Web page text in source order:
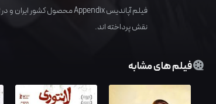
فیلم آپاندیس Appendix محصول کشور ایرانو در
نقش پرداخته اند.
فیلم های مشابه